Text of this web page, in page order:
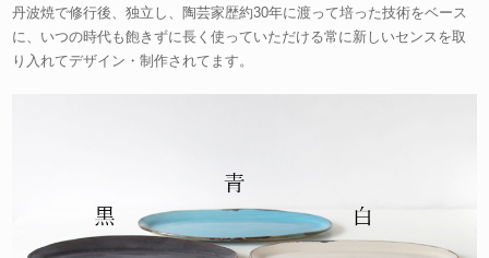
丹波焼で修行後、独立し、陶芸家歴約30年に渡って培った技術をベース
に、いつの時代も飽きずに長く使っていただける常に新しいセンスを取
り入れてデザイン・制作されてます。